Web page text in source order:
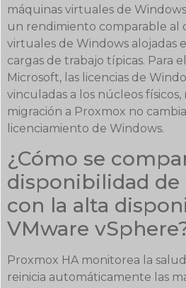
máquinas virtuales de
un rendimiento comparable al
virtuales de Windows alojadas
cargas de trabajo típicas. Para
Microsoft, las licencias de
vinculadas a los núcleos físicos,
migración a Proxmox no
licenciamiento de Windows.
¿Cómo se
disponibilidad de
con la alta
VMware
Proxmox HA monitorea la
reinicia automáticamente las